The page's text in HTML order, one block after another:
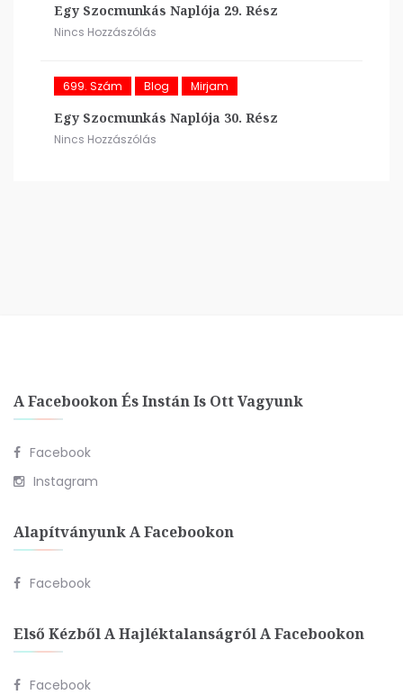
Egy Szocmunkás Naplója 29. Rész
Nincs Hozzászólás
699. Szám Blog Mirjam
Egy Szocmunkás Naplója 30. Rész
Nincs Hozzászólás
A Facebookon És Instán Is Ott Vagyunk
Facebook
Instagram
Alapítványunk A Facebookon
Facebook
Első Kézből A Hajléktalanságról A Facebookon
Facebook